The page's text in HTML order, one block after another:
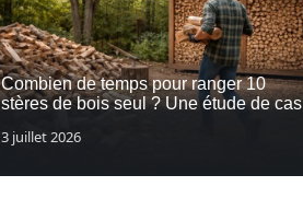
Combien de temps pour ranger 10
stères de bois seul ? Une étude de cas
3 juillet 2026